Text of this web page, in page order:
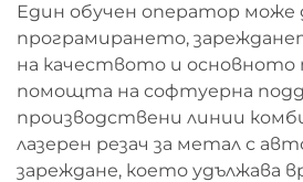
Един обучен оператор може
програмирането,
на качеството и основното
помощта на софтуерна
производствени линии
лазерен резач за метал с
зареждане, което удължава